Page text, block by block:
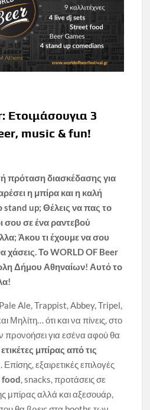
Ετοιμάσουγια 3
music & fun!
πρόταση διασκέδασης για
η μπίρα και η καλή
stand up; Θέλεις να πας το
σου σε ένα ραντεβού
Άκου τι έχουμε να σου
χάσεις. ΤοWORLDOF Beer
Δήμου Αθηναίων! Αυτό το
Ale, Trappist, Αbbey, Tripel,
ότι και να πίνεις, στο
προνοήσει για εσένα αφού θα
μπίραςαπό τις
. Επίσης, εξαιρετικές επιλογές
, snacks, προτάσεις σε
μπίρας αλλά και αξεσουάρ,